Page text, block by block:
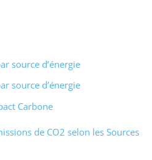
source d’énergie
source d’énergie
Carbone
de CO2 selon les Sources